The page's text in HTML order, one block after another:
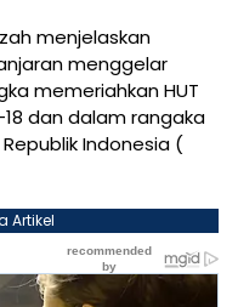
menjelaskan
menggelar
memeriahkan HUT
dan dalam rangaka
Indonesia (
Artikel